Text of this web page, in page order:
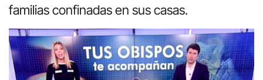
familias confinadas en sus casas.